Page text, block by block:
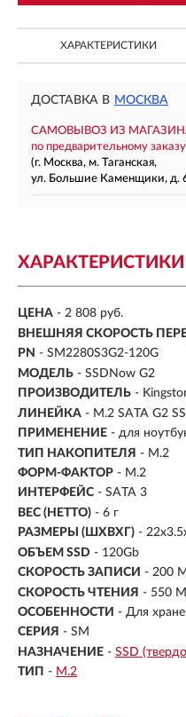
ХАРАКТЕРИСТИКИ
ДОСТАВКА В МОСКВА
САМОВЫВОЗ ИЗ
по предварительному заказу
(г. Москва, м. Таганская,
ул. Большие Каменщики, д.
ХАРАКТЕРИСТИКИ
ЦЕНА - 2 808 руб.
ВНЕШНЯЯ СКОРОСТЬ
PN - SM2280S3G2-120G
МОДЕЛЬ - SSDNow G2
ПРОИЗВОДИТЕЛЬ -
ЛИНЕЙКА - M.2 SATA G2
ПРИМЕНЕНИЕ - для
ТИП НАКОПИТЕЛЯ - M.2
ФОРМ-ФАКТОР - М.2
ИНТЕРФЕЙС - SATA 3
ВЕС (НЕТТО) - 6 г
РАЗМЕРЫ (ШXВXГ) -
ОБЪЕМ SSD - 120Gb
СКОРОСТЬ ЗАПИСИ - 200
СКОРОСТЬ ЧТЕНИЯ - 550
ОСОБЕННОСТИ - Для
СЕРИЯ - SM
НАЗНАЧЕНИЕ - SSD
ТИП - M.2